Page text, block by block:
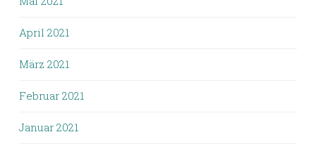
April 2021
März 2021
Februar 2021
Januar 2021